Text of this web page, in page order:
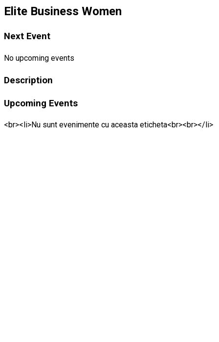
Elite Business Women
Next Event
No upcoming events
Description
Upcoming Events
<br><li>Nu sunt evenimente cu aceasta eticheta<br><br></li>